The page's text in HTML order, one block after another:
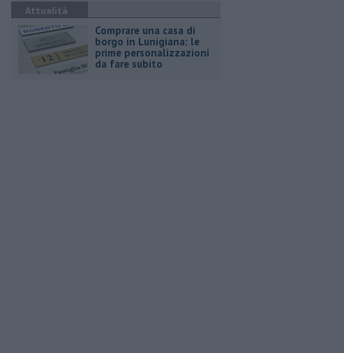
Attualità
Comprare una casa di
borgo in Lunigiana: le
prime personalizzazioni
da fare subito